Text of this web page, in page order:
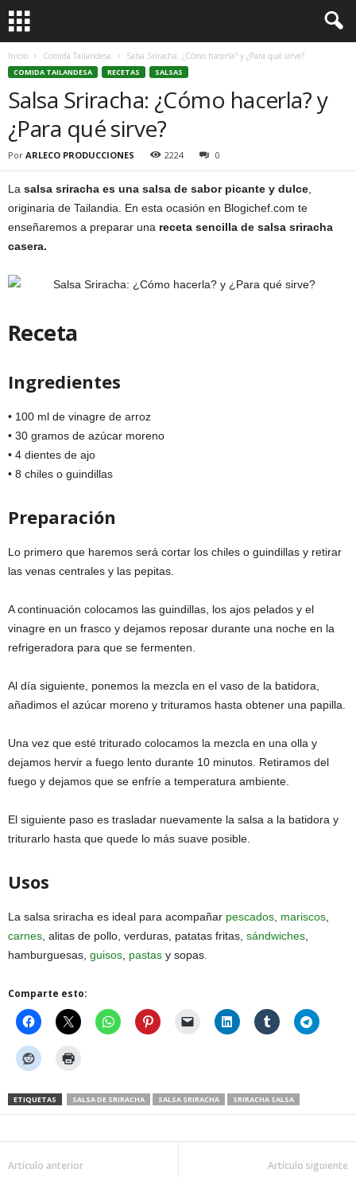
Inicio Comida Tailandesa Salsa Sriracha: ¿Cómo hacerla? y ¿Para qué sirve?
COMIDA TAILANDESA RECETAS SALSAS
Salsa Sriracha: ¿Cómo hacerla? y
¿Para qué sirve?
Por ARLECO PRODUCCIONES 2224 0
La salsa sriracha es una salsa de sabor picante y dulce
originaria de Tailandia. En esta ocasión en Blogichef.com te
enseñaremos a preparar una receta sencilla de salsa sriracha
casera.
Receta
Ingredientes
• 100 ml de vinagre de arroz
• 30 gramos de azúcar moreno
• 4 dientes de ajo
• 8 chiles o guindillas
Preparación
Lo primero que haremos será cortar los chiles o guindillas y retirar
las venas centrales y las pepitas.
A continuación colocamos las guindillas, los ajos pelados y el
vinagre en un frasco y dejamos reposar durante una noche en la
refrigeradora para que se fermenten.
Al día siguiente, ponemos la mezcla en el vaso de la batidora,
añadimos el azúcar moreno y trituramos hasta obtener una papilla.
Una vez que esté triturado colocamos la mezcla en una olla y
dejamos hervir a fuego lento durante 10 minutos. Retiramos del
fuego y dejamos que se enfríe a temperatura ambiente.
El siguiente paso es trasladar nuevamente la salsa a la batidora y
triturarlo hasta que quede lo más suave posible.
Usos
La salsa sriracha es ideal para acompañar pescados mariscos
carnes , alitas de pollo, verduras, patatas fritas, sándwiches
hamburguesas, guisos pastas y sopas.
Comparte esto:
ETIQUETAS SALSA DE SRIRACHA SALSA SRIRACHA SRIRACHA SALSA
Artículo anterior Artículo siguiente